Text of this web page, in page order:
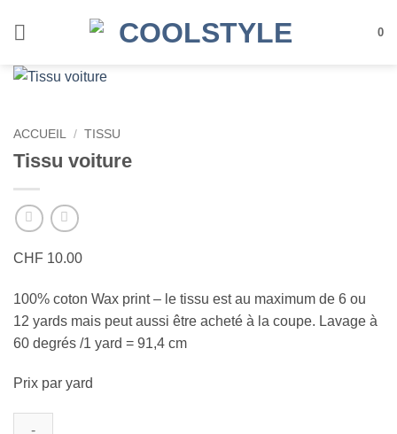
0
ACCUEIL / TISSU
Tissu voiture
CHF 10.00
100% coton Wax print – le tissu est au maximum de 6 ou
12 yards mais peut aussi être acheté à la coupe. Lavage à
60 degrés /1 yard = 91,4 cm
Prix par yard